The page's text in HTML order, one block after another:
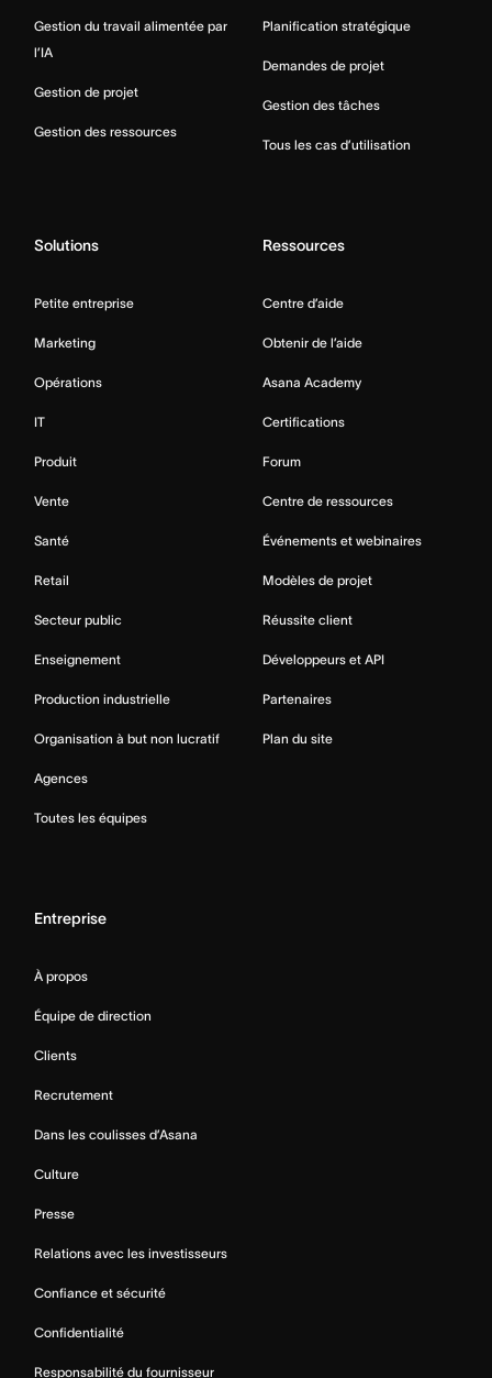
Gestion du travail alimentée par
l’IA
Gestion de projet
Gestion des ressources
Planification stratégique
Demandes de projet
Gestion des tâches
Tous les cas d’utilisation
Solutions
Petite entreprise
Marketing
Opérations
IT
Produit
Vente
Santé
Retail
Secteur public
Enseignement
Production industrielle
Organisation à but non lucratif
Agences
Toutes les équipes
Ressources
Centre d’aide
Obtenir de l’aide
Asana Academy
Certifications
Forum
Centre de ressources
Événements et webinaires
Modèles de projet
Réussite client
Développeurs et API
Partenaires
Plan du site
Entreprise
À propos
Équipe de direction
Clients
Recrutement
Dans les coulisses d’Asana
Culture
Presse
Relations avec les investisseurs
Confiance et sécurité
Confidentialité
Responsabilité du fournisseur